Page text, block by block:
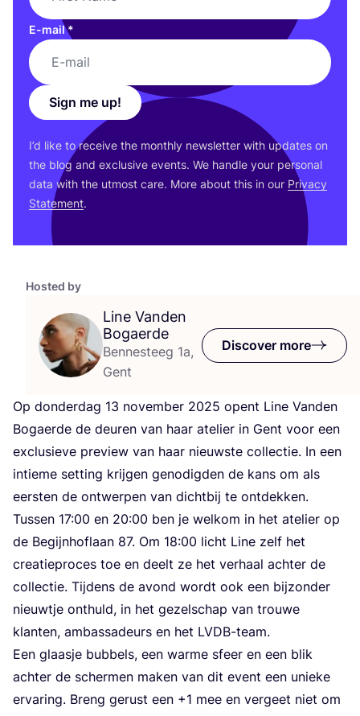
Hosted by
Line Vanden
Bogaerde
Bennesteeg 1a,
Gent
Discover more
Op donderdag 13 november 2025 opent Line Vanden
Bogaerde de deuren van haar atelier in Gent voor een
exclusieve preview van haar nieuwste collectie. In een
intieme setting krijgen genodigden de kans om als
eersten de ontwerpen van dichtbij te ontdekken.
Tussen 17:00 en 20:00 ben je welkom in het atelier op
de Begijnhoflaan 87. Om 18:00 licht Line zelf het
creatieproces toe en deelt ze het verhaal achter de
collectie. Tijdens de avond wordt ook een bijzonder
nieuwtje onthuld, in het gezelschap van trouwe
klanten, ambassadeurs en het LVDB-team.
Een glaasje bubbels, een warme sfeer en een blik
achter de schermen maken van dit event een unieke
ervaring. Breng gerust een +1 mee en vergeet niet om
E-mail*
Sign me up!
I’d like to receive the monthly newsletter with updates on
the blog and exclusive events. We handle your personal
data with the utmost care. More about this in our Privacy
Statement.